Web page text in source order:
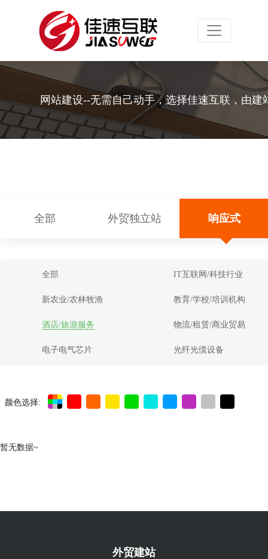
Toggle
网站建设--无需自己动手，选择佳速互联，由建
全部 外贸独立站 响应式
全部 IT互联网/科技行业
新农业/农林牧渔 教育/学校/培训机构
酒店/旅游服务 物流/租赁/商业贸易
电子电气芯片 光纤光缆设备
颜色选择:
暂无数据~
外贸建站